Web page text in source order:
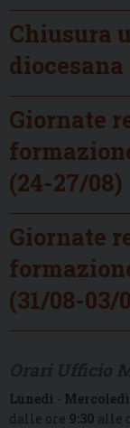
Chiusura
diocesana
Giornate
(24-27/08)
Giornate
(31/08-03/
Lunedì - Mercoledì
dalle ore 9:30 alle